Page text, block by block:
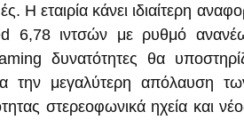
Η εταιρία κάνει ιδιαίτερη
6,78 ιντσών με ρυθμό
δυνατότητες θα
την μεγαλύτερη απόλαυση
στερεοφωνικά ηχεία και